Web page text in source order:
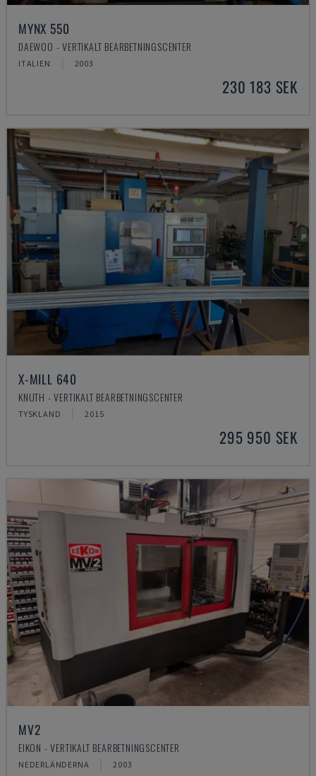
MYNX 550
DAEWOO - VERTIKALT BEARBETNINGSCENTER
ITALIEN 2003
230 183 SEK
X-MILL 640
KNUTH - VERTIKALT BEARBETNINGSCENTER
TYSKLAND 2015
295 950 SEK
MV2
EIKON - VERTIKALT BEARBETNINGSCENTER
NEDERLÄNDERNA 2003